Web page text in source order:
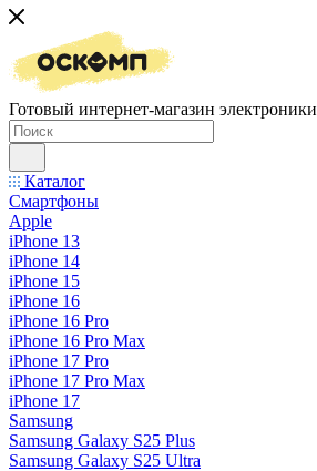
Готовый интернет-магазин электроники
Каталог
Смартфоны
Apple
iPhone 13
iPhone 14
iPhone 15
iPhone 16
iPhone 16 Pro
iPhone 16 Pro Max
iPhone 17 Pro
iPhone 17 Pro Max
iPhone 17
Samsung
Samsung Galaxy S25 Plus
Samsung Galaxy S25 Ultra